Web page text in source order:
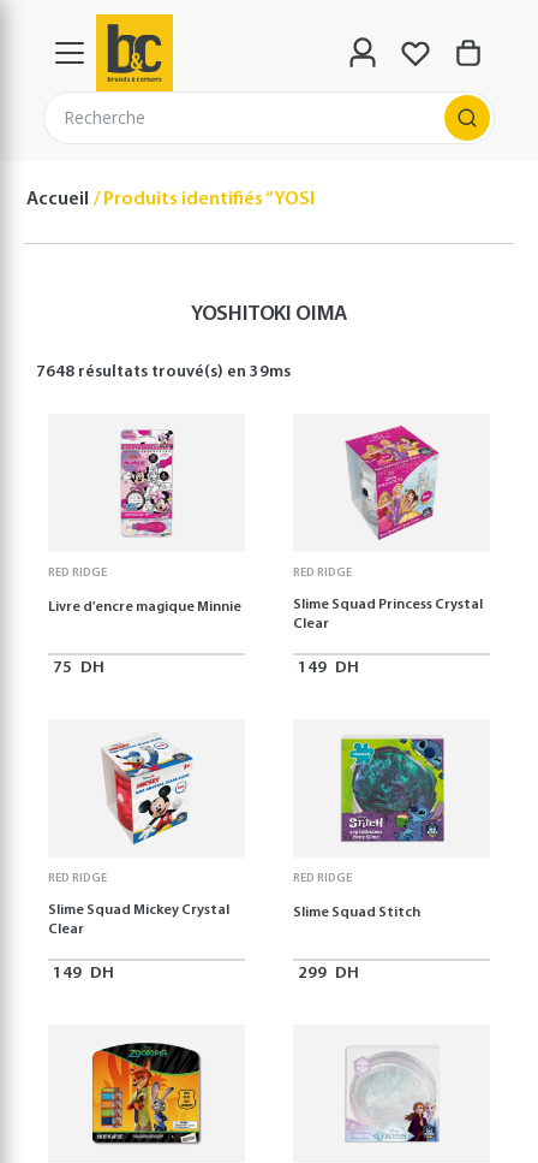
Recherche
Accueil Produits identifiés “YOSHITOKI OIMA”
YOSHITOKI OIMA
7648 résultats trouvé(s) en39ms
RED RIDGE
Livre d'encre magique Minnie
75 DH
RED RIDGE
Slime Squad Princess Crystal
Clear
149 DH
RED RIDGE
Slime Squad Mickey Crystal
Clear
149 DH
RED RIDGE
Slime Squad Stitch
299 DH